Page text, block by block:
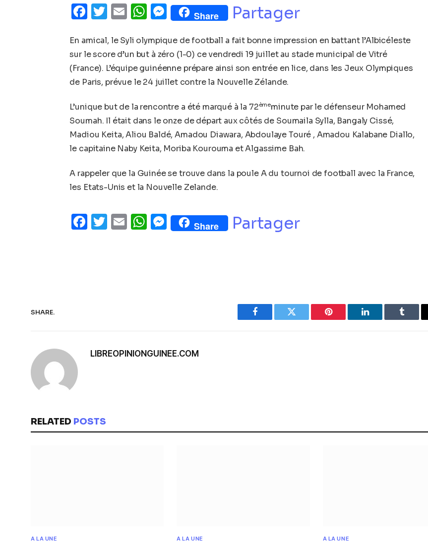
Facebook
Twitter
EmailWhatsApp
Messenger
Share Partager
En amical, le Syli olympique de football a fait bonne impression en battant l’Albicéleste
sur le score d’un but à zéro (1-0) ce vendredi 19 juillet au stade municipal de Vitré
(France). L’équipe guinéenne prépare ainsi son entrée en lice, dans les Jeux Olympiques
de Paris, prévue le 24 juillet contre la Nouvelle Zélande.
L’unique but de la rencontre a été marqué à la 72èmeminute par le défenseur Mohamed
Soumah. Il était dans le onze de départ aux côtés de Soumaila Sylla, Bangaly Cissé,
Madiou Keita, Aliou Baldé, Amadou Diawara, Abdoulaye Touré , Amadou Kalabane Diallo,
le capitaine Naby Keita, Moriba Kourouma et Algassime Bah.
A rappeler que la Guinée se trouve dans la poule A du tournoi de football avec la France,
les Etats-Unis et la Nouvelle Zelande.
Facebook
Twitter
EmailWhatsApp
Messenger
Share Partager
SHARE.
Facebook Twitter Pinterest LinkedIn Tumblr
LIBREOPINIONGUINEE.COM
RELATED POSTS
A LA UNE A LA UNE A LA UNE